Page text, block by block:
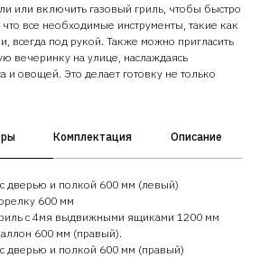
или включить газовый гриль, чтобы быстро
что все необходимые инструменты, такие как
всегда под рукой. Также можно пригласить
вечеринку на улице, наслаждаясь
и овощей. Это делает готовку не только
Комплектация Описание
дверью и полкой 600 мм (левый)
600 мм
с 4мя выдвижными ящиками 1200 мм
600 мм (правый).
дверью и полкой 600 мм (правый)